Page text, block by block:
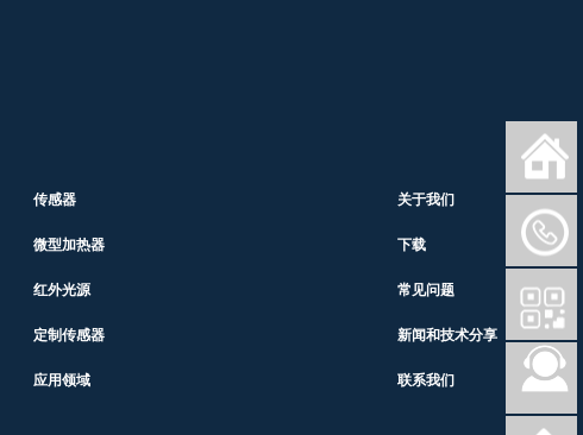
传感器
微型加热器
红外光源
定制传感器
应用领域
关于我们
下载
常见问题
新闻和技术分享
联系我们